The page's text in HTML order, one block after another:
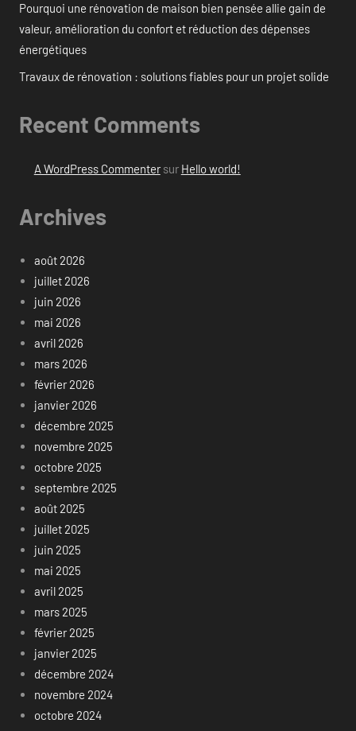
Pourquoi une rénovation de maison bien pensée allie gain de
valeur, amélioration du confort et réduction des dépenses
énergétiques
Travaux de rénovation : solutions fiables pour un projet solide
Recent Comments
A WordPress Commentersur Hello world!
Archives
août 2026
juillet 2026
juin 2026
mai 2026
avril 2026
mars 2026
février 2026
janvier 2026
décembre 2025
novembre 2025
octobre 2025
septembre 2025
août 2025
juillet 2025
juin 2025
mai 2025
avril 2025
mars 2025
février 2025
janvier 2025
décembre 2024
novembre 2024
octobre 2024